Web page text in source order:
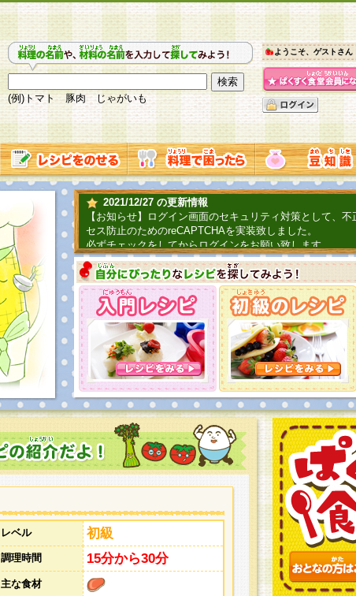
(例)トマト 豚肉 じゃがいも
ようこそ、ゲストさん
2021/12/27 の更新情報
【お知らせ】ログイン画面のセキュリティ対策として、不
セス防止のためのreCAPTCHAを実装致しました。
必ずチェックをしてからログインをお願い致します。
2019/06/04 の更新情報
ファーマ村からコーンシェフが簡単レシピを紹介するよ！
2018/07/01 の更新情報
チャレンジ企画第三弾！お母さん、お父さんへ日頃の感謝
てごはんを作ろう！は終了致しました。たくさんの投稿、
とうございました。次回企画もお楽しみに！
レベル 初級
調理時間 15分から30分
主な食材